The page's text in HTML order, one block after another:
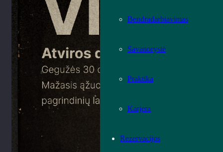
Bendradarbiavimas
Savanorystė
Praktika
Karjera
Rezervacijos